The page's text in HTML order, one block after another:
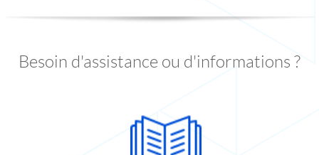
Besoin d'assistance ou d'informations ?